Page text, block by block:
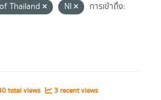
Thailand NI
การเข้าถึง:
total views 3 recent views